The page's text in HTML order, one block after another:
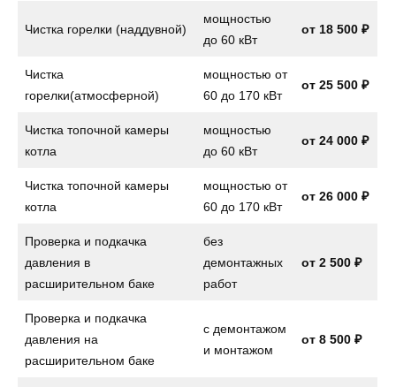
Чистка горелки (наддувной)
мощностью
до 60 кВт
от 18 500 ₽
Чистка
горелки(атмосферной)
мощностью от
60 до 170 кВт
от 25 500 ₽
Чистка топочной камеры
котла
мощностью
до 60 кВт
от 24 000 ₽
Чистка топочной камеры
котла
мощностью от
60 до 170 кВт
от 26 000 ₽
Проверка и подкачка
давления в
расширительном баке
без
демонтажных
работ
от 2 500 ₽
Проверка и подкачка
давления на
расширительном баке
с демонтажом
и монтажом
от 8 500 ₽